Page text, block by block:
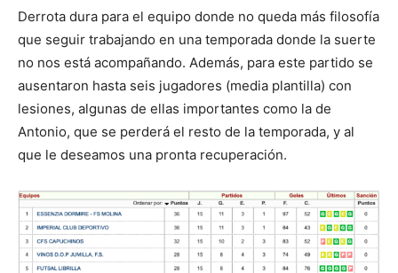
Derrota dura para el equipo donde no queda más filosofía
que seguir trabajando en una temporada donde la suerte
no nos está acompañando. Además, para este partido se
ausentaron hasta seis jugadores (media plantilla) con
lesiones, algunas de ellas importantes como la de
Antonio, que se perderá el resto de la temporada, y al
que le deseamos una pronta recuperación.